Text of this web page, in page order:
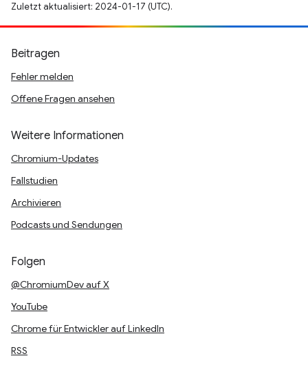
Zuletzt aktualisiert: 2024-01-17 (UTC).
Beitragen
Fehler melden
Offene Fragen ansehen
Weitere Informationen
Chromium-Updates
Fallstudien
Archivieren
Podcasts und Sendungen
Folgen
@ChromiumDev auf X
YouTube
Chrome für Entwickler auf LinkedIn
RSS